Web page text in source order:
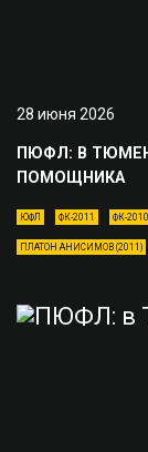
28 июня 2026
ПЮФЛ: В
ПОМОЩНИКА
ЮФЛ ФК-2011 ФК-2010
ПЛАТОН АНИСИМОВ (2011)